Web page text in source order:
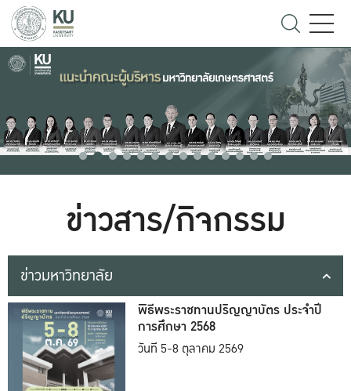
ข่าวสาร/กิจกรรม
ข่าวมหาวิทยาลัย
พิธีพระราชทานปริญญาบัตร ประจำปี
การศึกษา 2568
วันที่ 5-8 ตุลาคม 2569